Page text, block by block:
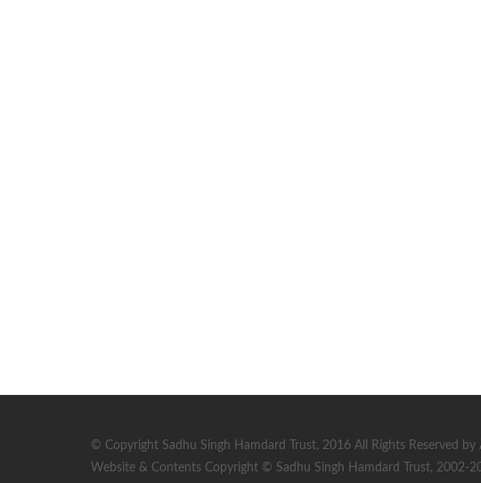
© Copyright Sadhu Singh Hamdard Trust, 2016 All Rights Reserved by
Website & Contents Copyright © Sadhu Singh Hamdard Trust, 2002-